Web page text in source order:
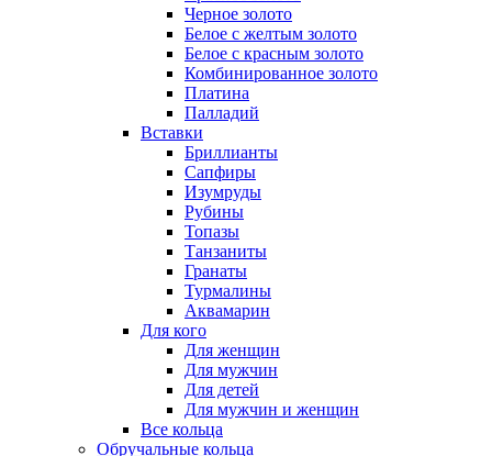
Черное золото
Белое с желтым золото
Белое с красным золото
Комбинированное золото
Платина
Палладий
Вставки
Бриллианты
Сапфиры
Изумруды
Рубины
Топазы
Танзаниты
Гранаты
Турмалины
Аквамарин
Для кого
Для женщин
Для мужчин
Для детей
Для мужчин и женщин
Все кольца
Обручальные кольца